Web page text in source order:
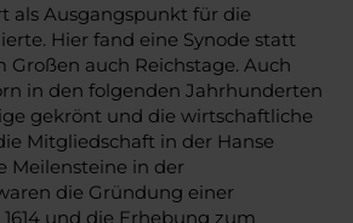
als Ausgangspunkt für die
Hier fand eine Synode statt
auch Reichstage. Auch
in den folgenden Jahrhunderten
gekrönt und die wirtschaftliche
Mitgliedschaft in der Hanse
Meilensteine in der
die Gründung einer
und die Erhebung zum